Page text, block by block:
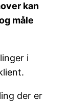
kan
måle
i
der er